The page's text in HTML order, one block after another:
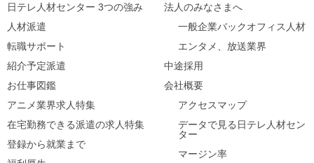
日テレ人材センター 3つの強み
人材派遣
転職サポート
紹介予定派遣
お仕事図鑑
アニメ業界求人特集
在宅勤務できる派遣の求人特集
登録から就業まで
法人のみなさまへ
一般企業バックオフィス人材
エンタメ、放送業界
中途採用
会社概要
アクセスマップ
データで見る日テレ人材セン
ター
マージン率